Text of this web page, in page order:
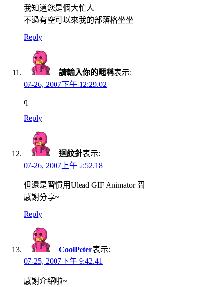
我知道您是個大忙人
不過有空可以來我的部落格坐坐
Reply
請輸入你的暱稱表示:
07-26, 2007下午 12:29.02
q
Reply
迴紋針表示:
07-26, 2007上午 2:52.18
但還是習慣用Ulead GIF Animator 囧
感謝分享~
Reply
CoolPeter表示:
07-25, 2007下午 9:42.41
感謝介紹啦~